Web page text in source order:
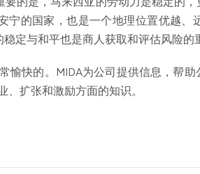
宁的国家，也是一个地理位置优越、
定与和平也是商人获取和评估风险的
愉快的。MIDA为公司提供信息，帮
、扩张和激励方面的知识。